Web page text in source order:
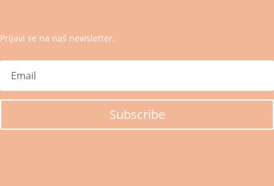
Prijavi se na naš newsletter.
Subscribe